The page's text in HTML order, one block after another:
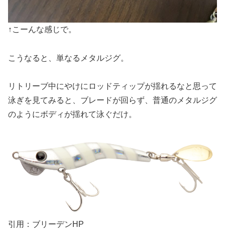
↑こーんな感じで。
こうなると、単なるメタルジグ。
リトリーブ中にやけにロッドティップが揺れるなと思って
泳ぎを見てみると、ブレードが回らず、普通のメタルジグ
のようにボディが揺れて泳ぐだけ。
引用：ブリーデンHP